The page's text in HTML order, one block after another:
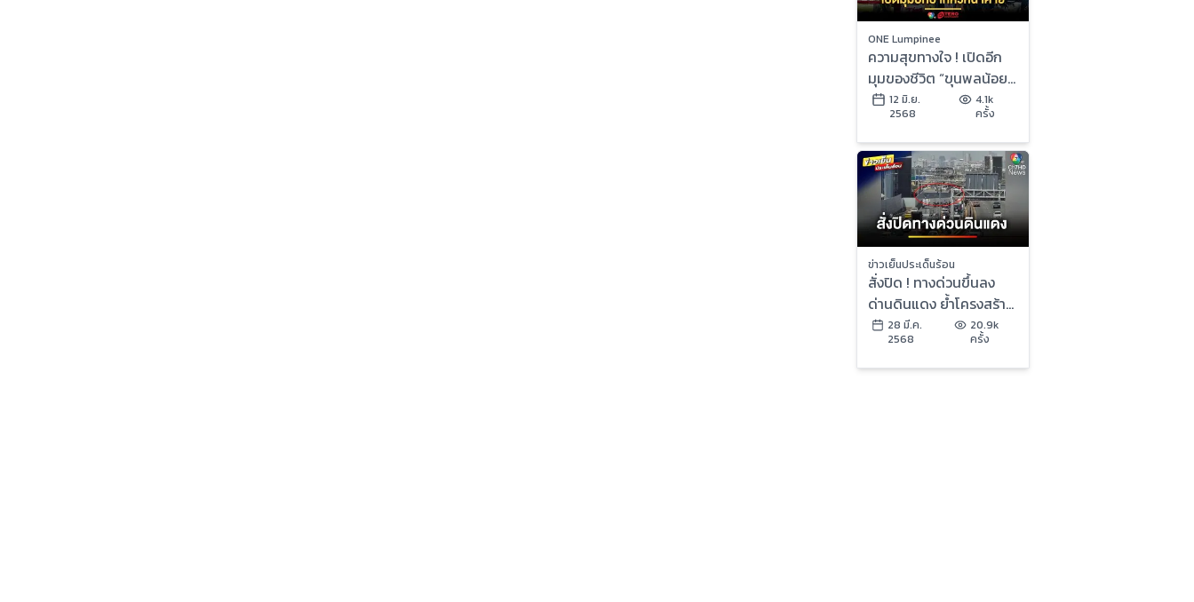
ONE Lumpinee
ความสุขทางใจ ! เปิดอีก
มุมของชีวิต “ขุนพลน้อย”
กับบทบาทหัวหน้าค่าย
ส.เสกสรร
12 มิ.ย.
2568
4.1k
ครั้ง
ข่าวเย็นประเด็นร้อน
สั่งปิด ! ทางด่วนขึ้นลง
ด่านดินแดง ย้ำโครงสร้าง
ไม่ได้รับผลกระทบ | ข่าว
เย็นประเด็นร้อน
28 มี.ค.
2568
20.9k
ครั้ง